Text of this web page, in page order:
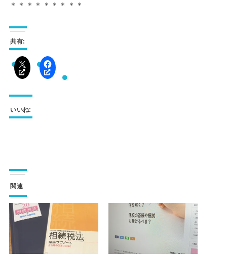
＊＊＊＊＊＊＊＊＊
共有:
いいね:
関連